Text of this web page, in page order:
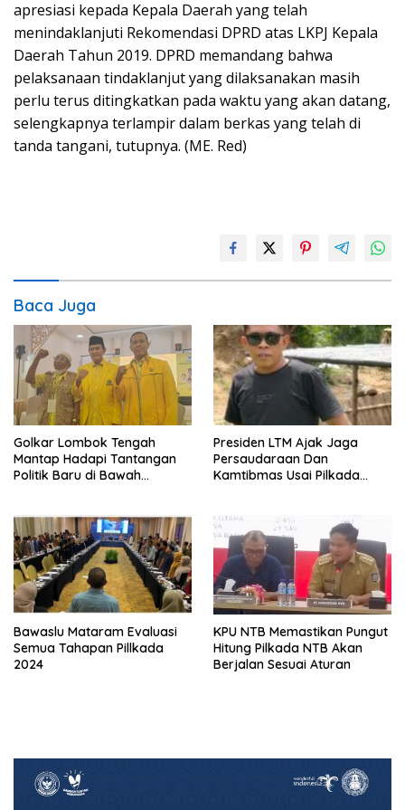
apresiasi kepada Kepala Daerah yang telah
menindaklanjuti Rekomendasi DPRD atas LKPJ Kepala
Daerah Tahun 2019. DPRD memandang bahwa
pelaksanaan tindaklanjut yang dilaksanakan masih
perlu terus ditingkatkan pada waktu yang akan datang,
selengkapnya terlampir dalam berkas yang telah di
tanda tangani, tutupnya. (ME. Red)
Baca Juga
Golkar Lombok Tengah
Mantap Hadapi Tantangan
Politik Baru di Bawah
Presiden LTM Ajak Jaga
Persaudaraan Dan
Kamtibmas Usai Pilkada
Bawaslu Mataram Evaluasi
Semua Tahapan Pillkada
2024
KPU NTB Memastikan Pungut
Hitung Pilkada NTB Akan
Berjalan Sesuai Aturan